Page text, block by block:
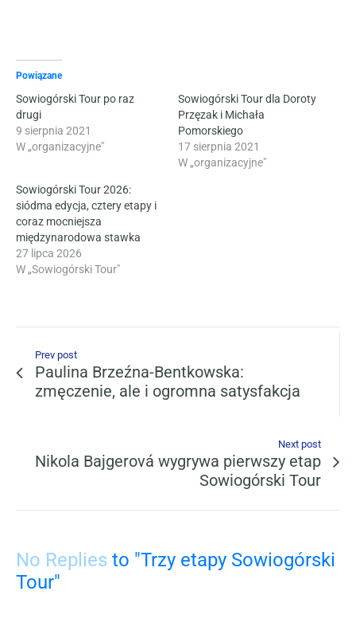
Powiązane
Sowiogórski Tour po raz
drugi
9 sierpnia 2021
W „organizacyjne"
Sowiogórski Tour dla Doroty
Przęzak i Michała
Pomorskiego
17 sierpnia 2021
W „organizacyjne"
Sowiogórski Tour 2026:
siódma edycja, cztery etapy i
coraz mocniejsza
międzynarodowa stawka
27 lipca 2026
W „Sowiogórski Tour"
Prev post
Paulina Brzeźna-Bentkowska:
zmęczenie, ale i ogromna satysfakcja
Next post
Nikola Bajgerová wygrywa pierwszy etap
Sowiogórski Tour
No Replies to "Trzy etapy Sowiogórski
Tour"